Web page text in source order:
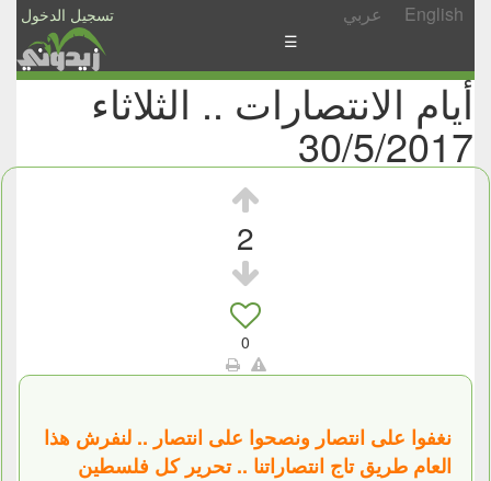
تسجيل الدخول عربي English
الأخبار
والمشاركات
☰
أيام الانتصارات .. الثلاثاء
30/5/2017
2
0
نغفوا على انتصار ونصحوا على انتصار .. لنفرش هذا
العام طريق تاج انتصاراتنا .. تحرير كل فلسطين